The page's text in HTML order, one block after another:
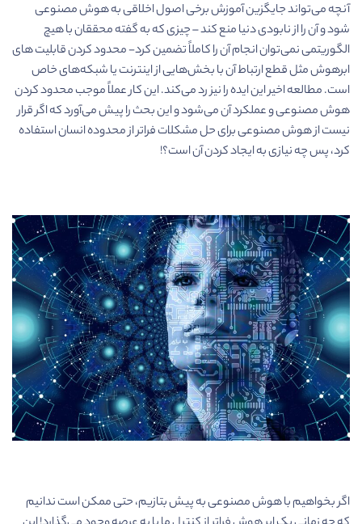
آنچه می‌تواند جایگزین آموزش برخی اصول اخلاقی به هوش مصنوعی
شود و آن را از نابودی دنیا منع کند – چیزی که به گفته محققان با هیچ
الگوریتمی نمی‌توان انجام آن را کاملاً تضمین کرد- محدود کردن قابلیت های
ابرهوش مثل قطع ارتباط آن با بخش‌هایی از اینترنت یا شبکه‌های خاص
است. مطالعه اخیر این ایده را نیز رد می‌کند. این کار عملاً موجب محدود کردن
هوش مصنوعی و عملکرد آن می‌شود و این بحث را پیش می‌آورد که اگر قرار
نیست از هوش مصنوعی برای حل مشکلات فراتر از محدوده انسان استفاده
کرد، پس چه نیازی به ایجاد کردن آن است؟!
اگر بخواهیم با هوش مصنوعی به پیش بتازیم، حتی ممکن است ندانیم